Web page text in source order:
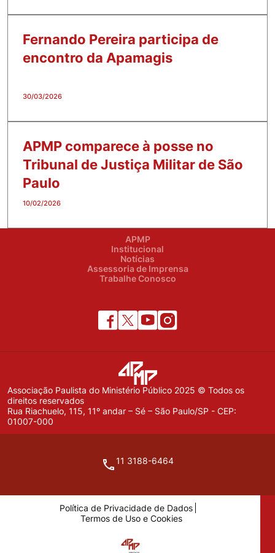
Fernando Pereira participa de
encontro da Apamagis
30/03/2026
APMP comparece à posse no
Tribunal de Justiça Militar de São
Paulo
10/02/2026
APMP
Institucional
Notícias
Assessoria de Imprensa
Trabalhe Conosco
Associação Paulista do Ministério Público 2025 © Todos os
direitos reservados
Rua Riachuelo, 115, 11º andar – Sé – São Paulo/SP - CEP:
01007-000
11 3188-6464
Política de Privacidade de Dados
Termos de Uso e Cookies